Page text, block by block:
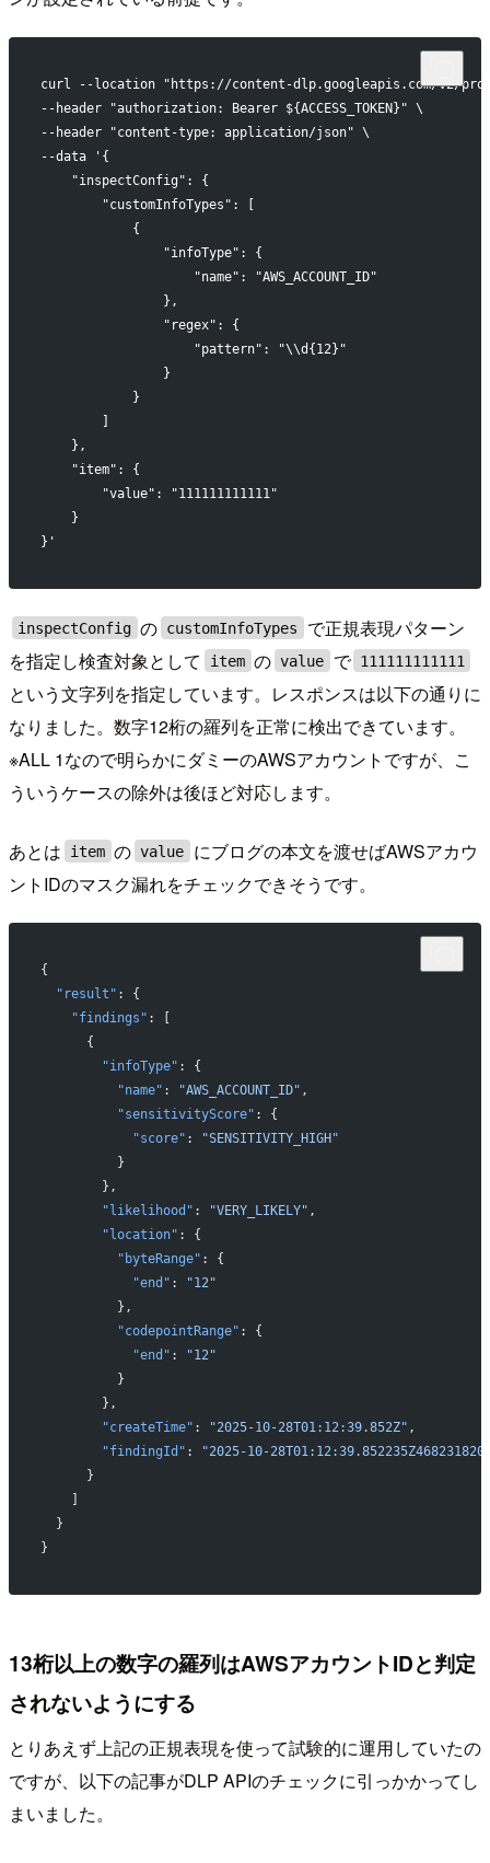
curl --location "https://content-dlp.googleapis.com/v2/
--header "authorization: Bearer ${ACCESS_TOKEN}" \
--header "content-type: application/json" \
--data '{
    "inspectConfig": {
        "customInfoTypes": [
            {
                "infoType": {
                    "name": "AWS_ACCOUNT_ID"
                },
                "regex": {
                    "pattern": "\\d{12}"
                }
            }
        ]
    },
    "item": {
        "value": "111111111111"
    }
}'
inspectConfig の customInfoTypes
で正規表現パターン
を指定し検査対象として
item の value で 111111111111
という文字列を指定しています。レスポンスは以下の通りに
なりました。数字12桁の羅列を正常に検出できています。
※ALL 1なので明らかにダミーのAWSアカウントですが、こ
ういうケースの除外は後ほど対応します。
あとは item の value
にブログの本文を渡せばAWSアカウ
ントIDのマスク漏れをチェックできそうです。
{
  "result"
: {
    "findings"
: [
      {
        "infoType"
: {
          "name"
: "AWS_ACCOUNT_ID" ,
          "sensitivityScore"
: {
            "score"
:
"SENSITIVITY_HIGH"
          }
        },
        "likelihood"
: "VERY_LIKELY" ,
        "location"
: {
          "byteRange"
: {
            "end"
:
"12"
          },
          "codepointRange"
: {
            "end"
:
"12"
          }
        },
        "createTime"
: "2025-10-28T01:12:39.852Z" ,
        "findingId"
:
"2025-10-
      }
  }
}
13桁以上の数字の羅列はAWSアカウントIDと判定
されないようにする
とりあえず上記の正規表現を使って試験的に運用していたの
ですが、以下の記事がDLP APIのチェックに引っかかってし
まいました。